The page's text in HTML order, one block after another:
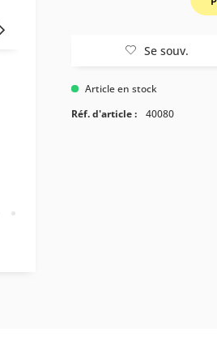
Se souv.
Article en stock
Réf. d'article :
40080